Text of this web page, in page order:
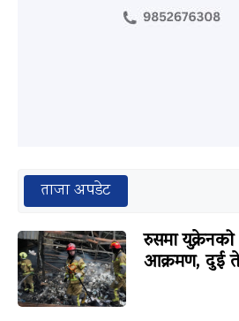
ताजा अपडेट
रुसमा
आक्रमण, दुई